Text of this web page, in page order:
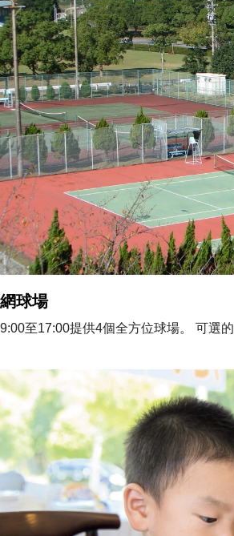
網球場
9:00至17:00提供4個全方位球場。 可選的